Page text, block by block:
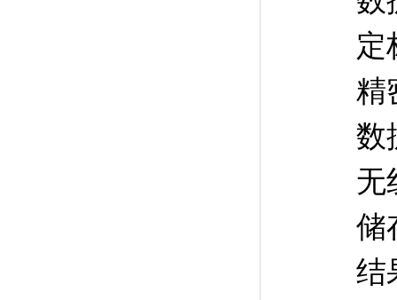
定标
精密
数据
无线
储存
结果